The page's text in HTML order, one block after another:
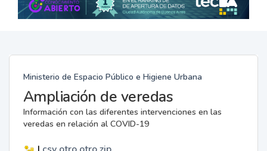
Ministerio de Espacio Público e Higiene Urbana
Ampliación de veredas
Información con las diferentes intervenciones en las
veredas en relación al COVID-19